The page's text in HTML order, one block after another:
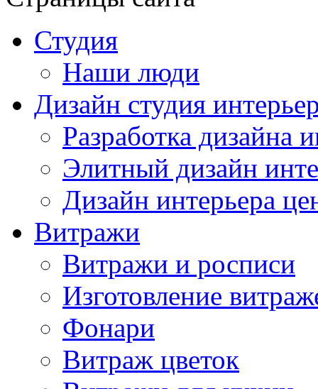
Студия
Наши люди
Дизайн студия
Разработка дизайна
Элитный дизайн
Дизайн интерьера
Витражи
Витражи и росписи
Изготовление
Фонари
Витраж цветок